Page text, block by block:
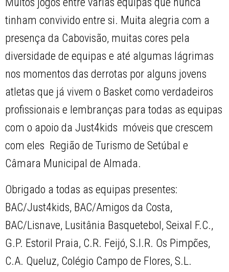
tinham convivido entre si. Muita alegria com a
presença da Cabovisão, muitas cores pela
diversidade de equipas e até algumas lágrimas
nos momentos das derrotas por alguns jovens
atletas que já vivem o Basket como verdadeiros
profissionais e lembranças para todas as equipas
com o apoio da Just4kids  móveis que crescem
com eles  Região de Turismo de Setúbal e
Câmara Municipal de Almada.
Obrigado a todas as equipas presentes:
BAC/Just4kids, BAC/Amigos da Costa,
BAC/Lisnave, Lusitânia Basquetebol, Seixal F.C.,
G.P. Estoril Praia, C.R. Feijó, S.I.R. Os Pimpões,
C.A. Queluz, Colégio Campo de Flores, S.L.